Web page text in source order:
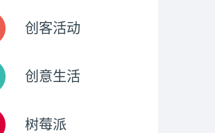
创客活动
创意生活
树莓派